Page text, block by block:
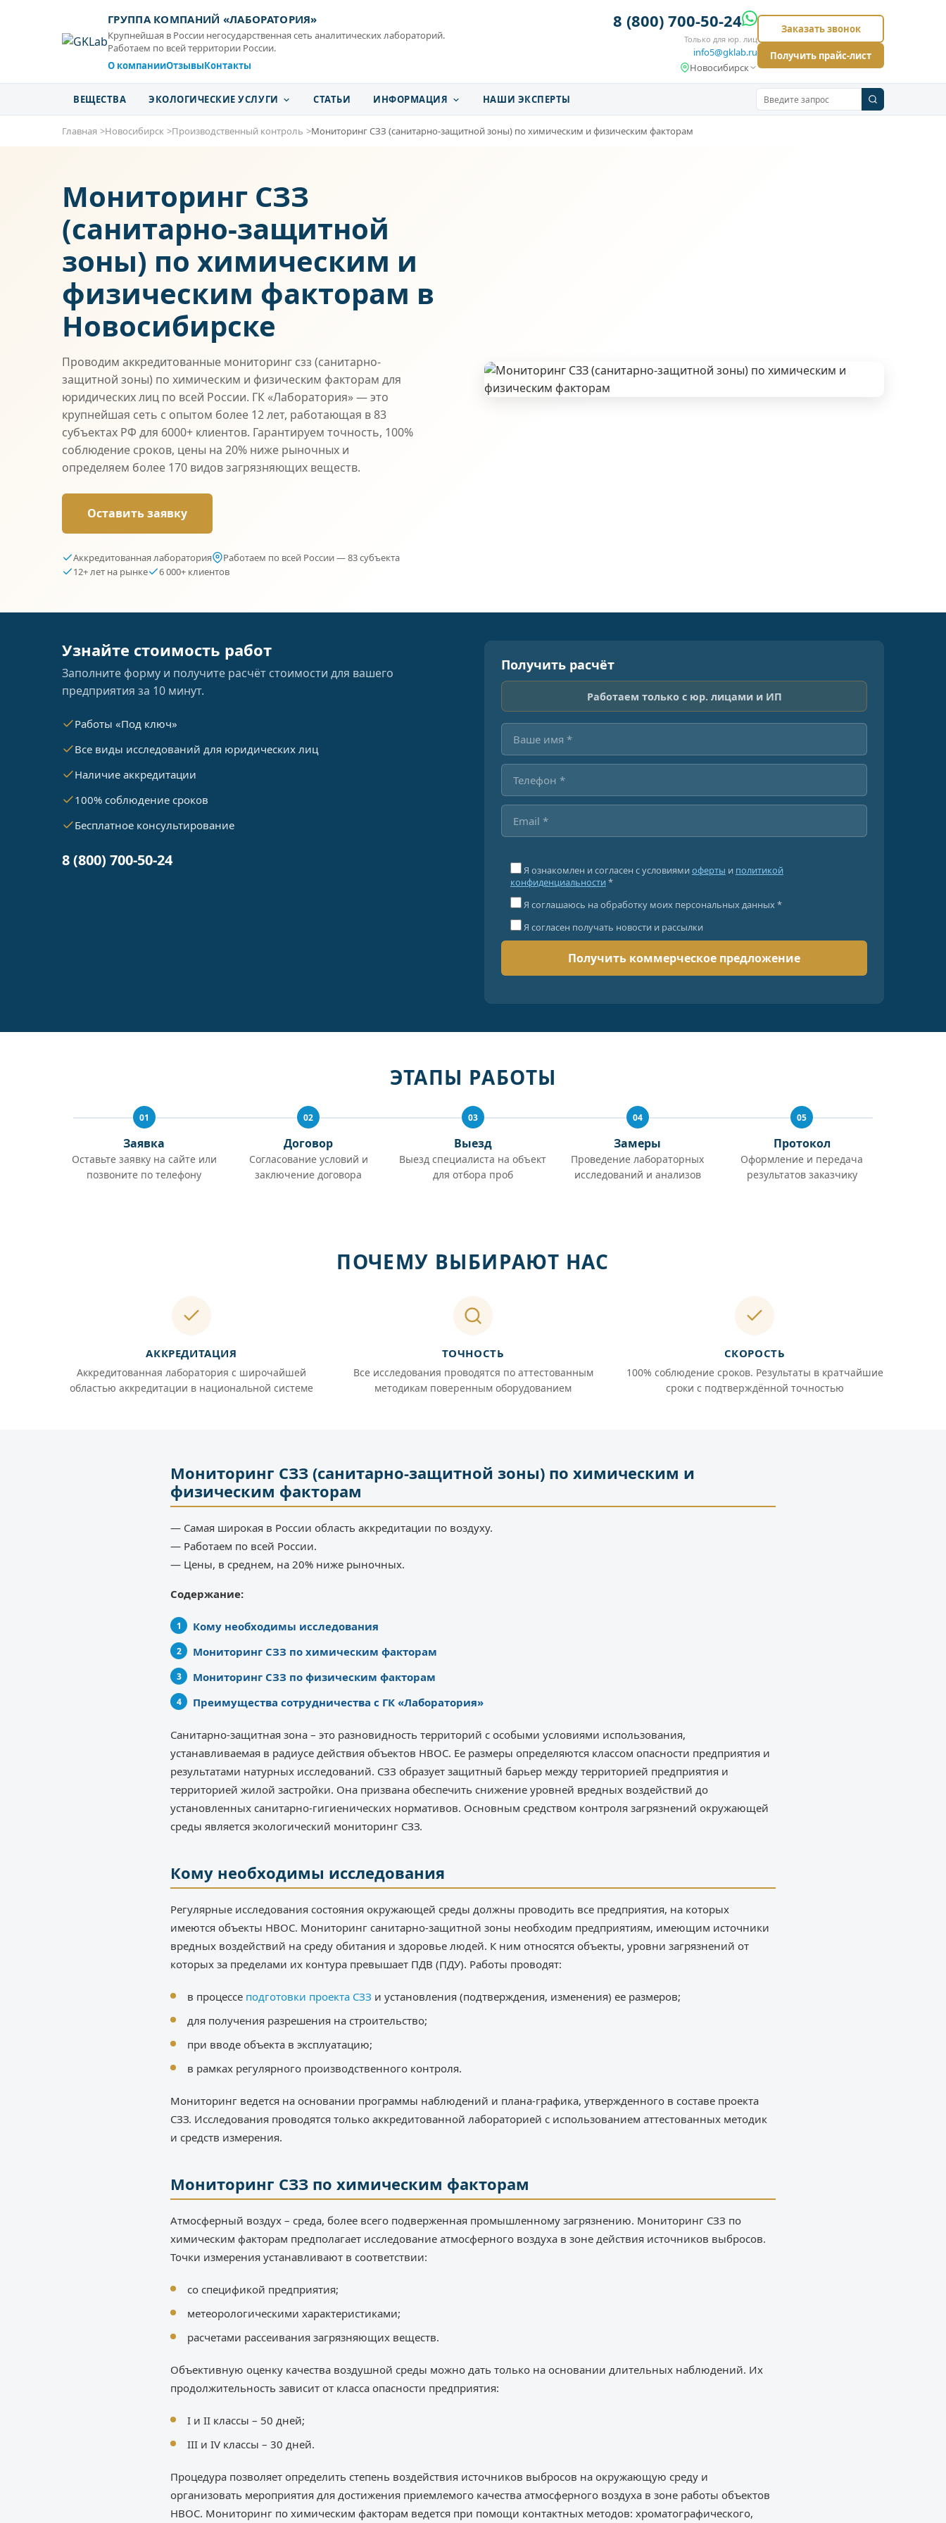
ГРУППА КОМПАНИЙ «ЛАБОРАТОРИЯ»
Крупнейшая в России негосударственная сеть аналитических лабораторий.
Работаем по всей территории России.
О компанииОтзывыКонтакты
8 (800) 700-50-24
Только для юр. лиц
info5@gklab.ru
Новосибирск
Заказать звонок
Получить прайс-лист
ВЕЩЕСТВА ЭКОЛОГИЧЕСКИЕ УСЛУГИ СТАТЬИ ИНФОРМАЦИЯ НАШИ ЭКСПЕРТЫ
Главная Новосибирск Производственный контроль Мониторинг СЗЗ (санитарно-защитной зоны) по химическим и физическим факторам
Мониторинг СЗЗ
(санитарно-защитной
зоны) по химическим и
физическим факторам в
Новосибирске
Проводим аккредитованные мониторинг сзз (санитарно-
защитной зоны) по химическим и физическим факторам для
юридических лиц по всей России. ГК «Лаборатория» — это
крупнейшая сеть с опытом более 12 лет, работающая в 83
субъектах РФ для 6000+ клиентов. Гарантируем точность, 100%
соблюдение сроков, цены на 20% ниже рыночных и
определяем более 170 видов загрязняющих веществ.
Оставить заявку
Аккредитованная лаборатория
Работаем по всей России — 83 субъекта
12+ лет на рынке
6 000+ клиентов
Узнайте стоимость работ
Заполните форму и получите расчёт стоимости для вашего
предприятия за 10 минут.
Работы «Под ключ»
Все виды исследований для юридических лиц
Наличие аккредитации
100% соблюдение сроков
Бесплатное консультирование
8 (800) 700-50-24
Получить расчёт
Работаем только с юр. лицами и ИП
Я ознакомлен и согласен с условиями оферты и политикой
конфиденциальности *
Я соглашаюсь на обработку моих персональных данных *
Я согласен получать новости и рассылки
ЭТАПЫ РАБОТЫ
01
Заявка
Оставьте заявку на сайте или
позвоните по телефону
02
Договор
Согласование условий и
заключение договора
03
Выезд
Выезд специалиста на объект
для отбора проб
04
Замеры
Проведение лабораторных
исследований и анализов
05
Протокол
Оформление и передача
результатов заказчику
ПОЧЕМУ ВЫБИРАЮТ НАС
АККРЕДИТАЦИЯ
Аккредитованная лаборатория с широчайшей
областью аккредитации в национальной системе
ТОЧНОСТЬ
Все исследования проводятся по аттестованным
методикам поверенным оборудованием
СКОРОСТЬ
100% соблюдение сроков. Результаты в кратчайшие
сроки с подтверждённой точностью
Мониторинг СЗЗ (санитарно-защитной зоны) по химическим и
физическим факторам
— Самая широкая в России область аккредитации по воздуху.
— Работаем по всей России.
— Цены, в среднем, на 20% ниже рыночных.
Содержание:
Кому необходимы исследования
Мониторинг СЗЗ по химическим факторам
Мониторинг СЗЗ по физическим факторам
Преимущества сотрудничества с ГК «Лаборатория»
Санитарно-защитная зона – это разновидность территорий с особыми условиями использования,
устанавливаемая в радиусе действия объектов НВОС. Ее размеры определяются классом опасности предприятия и
результатами натурных исследований. СЗЗ образует защитный барьер между территорией предприятия и
территорией жилой застройки. Она призвана обеспечить снижение уровней вредных воздействий до
установленных санитарно-гигиенических нормативов. Основным средством контроля загрязнений окружающей
среды является экологический мониторинг СЗЗ.
Кому необходимы исследования
Регулярные исследования состояния окружающей среды должны проводить все предприятия, на которых
имеются объекты НВОС. Мониторинг санитарно-защитной зоны необходим предприятиям, имеющим источники
вредных воздействий на среду обитания и здоровье людей. К ним относятся объекты, уровни загрязнений от
которых за пределами их контура превышает ПДВ (ПДУ). Работы проводят:
в процессе подготовки проекта СЗЗ и установления (подтверждения, изменения) ее размеров;
для получения разрешения на строительство;
при вводе объекта в эксплуатацию;
в рамках регулярного производственного контроля.
Мониторинг ведется на основании программы наблюдений и плана-графика, утвержденного в составе проекта
СЗЗ. Исследования проводятся только аккредитованной лабораторией с использованием аттестованных методик
и средств измерения.
Мониторинг СЗЗ по химическим факторам
Атмосферный воздух – среда, более всего подверженная промышленному загрязнению. Мониторинг СЗЗ по
химическим факторам предполагает исследование атмосферного воздуха в зоне действия источников выбросов.
Точки измерения устанавливают в соответствии:
со спецификой предприятия;
метеорологическими характеристиками;
расчетами рассеивания загрязняющих веществ.
Объективную оценку качества воздушной среды можно дать только на основании длительных наблюдений. Их
продолжительность зависит от класса опасности предприятия:
I и II классы – 50 дней;
III и IV классы – 30 дней.
Процедура позволяет определить степень воздействия источников выбросов на окружающую среду и
организовать мероприятия для достижения приемлемого качества атмосферного воздуха в зоне работы объектов
НВОС. Мониторинг по химическим факторам ведется при помощи контактных методов: хроматографического,